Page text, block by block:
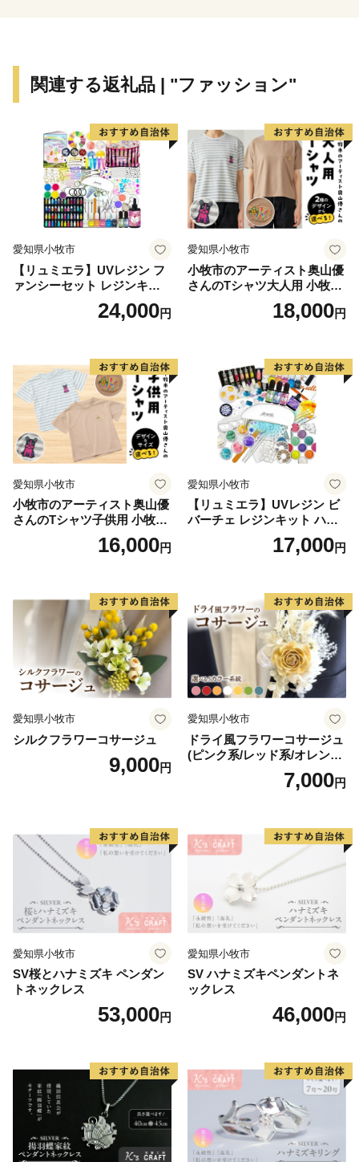
関連する返礼品 | "ファッション"
愛知県小牧市
【リュミエラ】UVレジン フ
ァンシーセット レジンキッ
ト ハンドメイド レジンクラ
フト アクセサリーキット 手
24,000円
愛知県小牧市
小牧市のアーティスト奥山優
さんのTシャツ大人用 小牧市
18,000円
愛知県小牧市
小牧市のアーティスト奥山優
さんのTシャツ子供用 小牧市
16,000円
愛知県小牧市
【リュミエラ】UVレジン ビ
バーチェ レジンキット ハン
ドメイド レジンクラフト ア
クセサリーキット 手作り セ
17,000円
愛知県小牧市
シルクフラワーコサージュ
9,000円
愛知県小牧市
ドライ風フラワーコサージュ
(ピンク系/レッド系/オレンジ
系/ホワイト系/イエロー系/グ
リーン系/ブルー系）7,000円
愛知県小牧市
SV桜とハナミズキ ペンダン
トネックレス
53,000円
愛知県小牧市
SV ハナミズキペンダントネ
ックレス
46,000円